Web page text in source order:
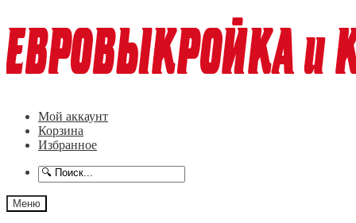
к
навигации
к
содержимому
Мой аккаунт
Корзина
Избранное
Меню